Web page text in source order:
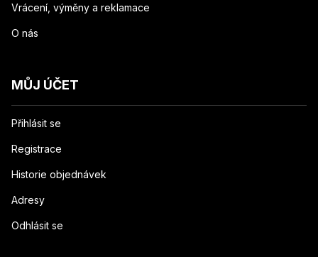
Vrácení, výměny a reklamace
O nás
MŮJ ÚČET
Přihlásit se
Registrace
Historie objednávek
Adresy
Odhlásit se